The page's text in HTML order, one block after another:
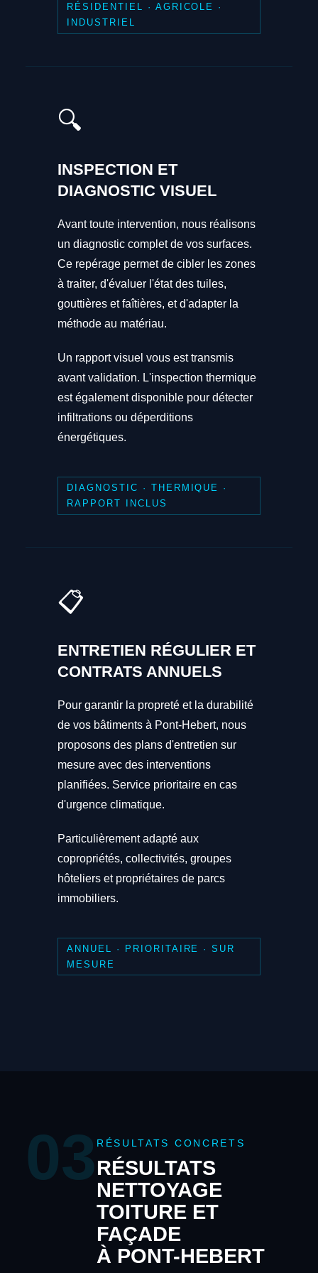
RÉSIDENTIEL · AGRICOLE ·
INDUSTRIEL
🔍
INSPECTION ET
DIAGNOSTIC VISUEL
Avant toute intervention, nous réalisons
un diagnostic complet de vos surfaces.
Ce repérage permet de cibler les zones
à traiter, d'évaluer l'état des tuiles,
gouttières et faîtières, et d'adapter la
méthode au matériau.
Un rapport visuel vous est transmis
avant validation. L'inspection thermique
est également disponible pour détecter
infiltrations ou déperditions
énergétiques.
DIAGNOSTIC · THERMIQUE ·
RAPPORT INCLUS
📋
ENTRETIEN RÉGULIER ET
CONTRATS ANNUELS
Pour garantir la propreté et la durabilité
de vos bâtiments à Pont-Hebert, nous
proposons des plans d'entretien sur
mesure avec des interventions
planifiées. Service prioritaire en cas
d'urgence climatique.
Particulièrement adapté aux
copropriétés, collectivités, groupes
hôteliers et propriétaires de parcs
immobiliers.
ANNUEL · PRIORITAIRE · SUR
MESURE
03 RÉSULTATS CONCRETS
RÉSULTATS
NETTOYAGE
TOITURE ET
FAÇADE
À PONT-HEBERT